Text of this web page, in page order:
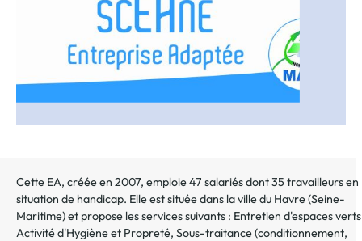
Cette EA, créée en 2007, emploie 47 salariés dont 35 travailleurs en
situation de handicap. Elle est située dans la ville du Havre (Seine-
Maritime) et propose les services suivants : Entretien d'espaces
Activité d'Hygiène et Propreté, Sous-traitance (conditionnement,